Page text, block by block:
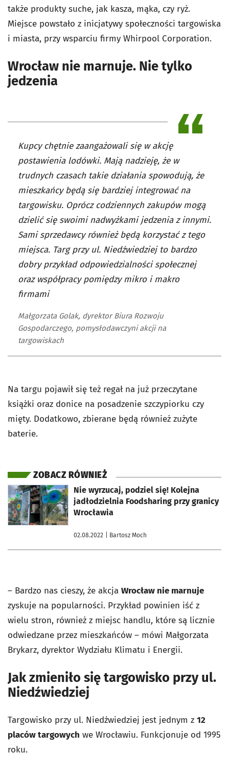
także produkty suche, jak kasza, mąka, czy ryż.
Miejsce powstało z inicjatywy społeczności targowiska
i miasta, przy wsparciu firmy Whirpool Corporation.
Wrocław nie marnuje. Nie tylko
jedzenia
Kupcy chętnie zaangażowali się w akcję
postawienia lodówki. Mają nadzieję, że w
trudnych czasach takie działania spowodują, że
mieszkańcy będą się bardziej integrować na
targowisku. Oprócz codziennych zakupów mogą
dzielić się swoimi nadwyżkami jedzenia z innymi.
Sami sprzedawcy również będą korzystać z tego
miejsca. Targ przy ul. Niedźwiedziej to bardzo
dobry przykład odpowiedzialności społecznej
oraz współpracy pomiędzy mikro i makro
firmami
Małgorzata Golak, dyrektor Biura Rozwoju
Gospodarczego, pomysłodawczyni akcji na
targowiskach
Na targu pojawił się też regał na już przeczytane
książki oraz donice na posadzenie szczypiorku czy
mięty. Dodatkowo, zbierane będą również zużyte
baterie.
ZOBACZ RÓWNIEŻ
Nie wyrzucaj, podziel się! Kolejna
jadłodzielnia Foodsharing przy granicy
Wrocławia
02.08.2022 | Bartosz Moch
otworzy się w nowej karcie
– Bardzo nas cieszy, że akcja Wrocław nie marnuje
zyskuje na popularności. Przykład powinien iść z
wielu stron, również z miejsc handlu, które są licznie
odwiedzane przez mieszkańców – mówi Małgorzata
Brykarz, dyrektor Wydziału Klimatu i Energii.
Jak zmieniło się targowisko przy ul.
Niedźwiedziej
Targowisko przy ul. Niedźwiedziej jest jednym z 12
placów targowych we Wrocławiu. Funkcjonuje od 1995
roku.